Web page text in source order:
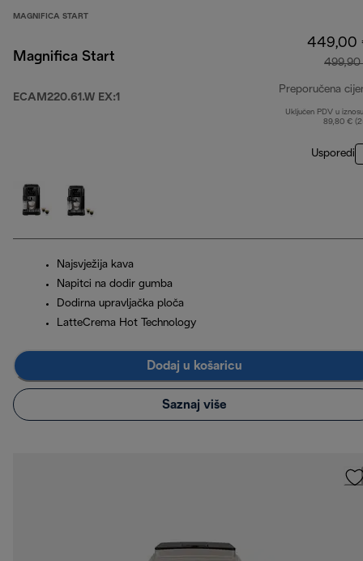
MAGNIFICA START
Magnifica Start
ECAM220.61.W EX:1
449,00
Preporučena
Uključen PDV u
89,80 €
Usporedi
Najsvježija kava
Napitci na dodir gumba
Dodirna upravljačka ploča
LatteCrema Hot Technology
Dodaj u košaricu
Saznaj više